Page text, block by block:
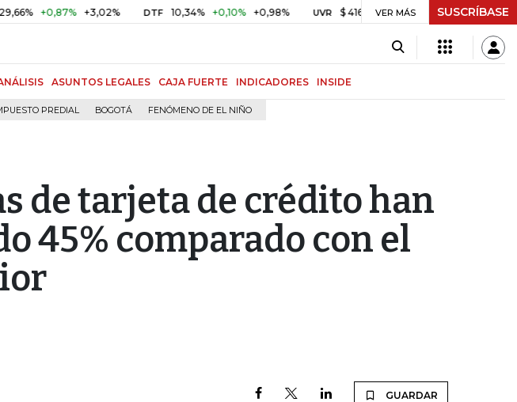
+0,87% +3,02% DTF 10,34% +0,10% +0,98% UVR $ 416,81 +$ 0,05 +0,01% BITCOIN US$
VER MÁS SUSCRÍBASE
ASUNTOS LEGALES CAJA FUERTE INDICADORES INSIDE
PREDIAL BOGOTÁ FENÓMENO DE EL NIÑO
de tarjeta de crédito han
45% comparado con el
GUARDAR